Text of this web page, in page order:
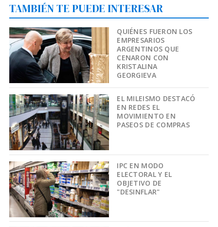
TAMBIÉN TE PUEDE INTERESAR
QUIÉNES FUERON LOS
EMPRESARIOS
ARGENTINOS QUE
CENARON CON
KRISTALINA
GEORGIEVA
EL MILEISMO DESTACÓ
EN REDES EL
MOVIMIENTO EN
PASEOS DE COMPRAS
IPC EN MODO
ELECTORAL Y EL
OBJETIVO DE
"DESINFLAR"